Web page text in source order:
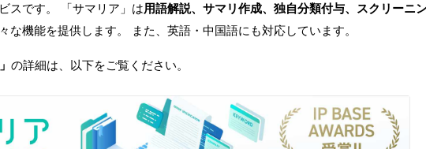
スです。 「サマリア」は用語解説、サマリ作成、独自分類付与、スクリーニ
な機能を提供します。 また、英語・中国語にも対応しています。
の詳細は、以下をご覧ください。